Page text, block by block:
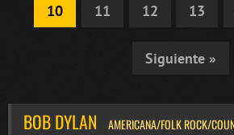
10 11 12 13
Siguiente »
BOB DYLAN AMERICANA/FOLK ROCK/